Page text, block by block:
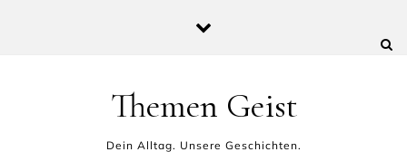
Themen Geist
Dein Alltag. Unsere Geschichten.